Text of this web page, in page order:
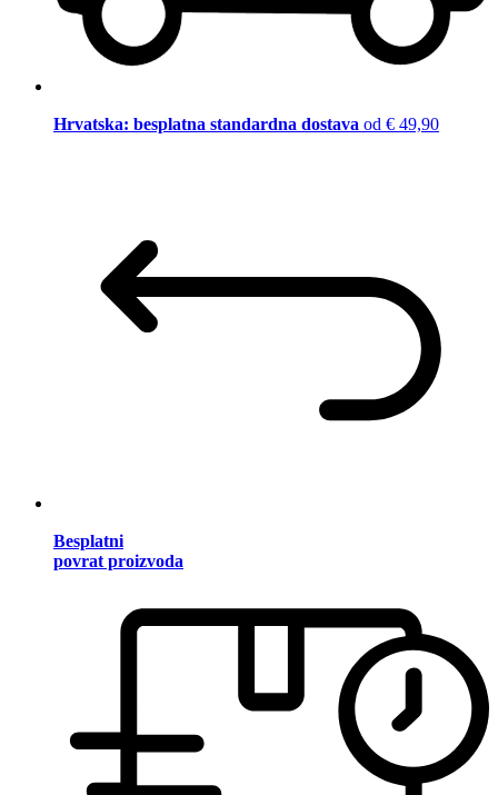
Hrvatska: besplatna standardna dostava od € 49,90
Besplatni
povrat proizvoda